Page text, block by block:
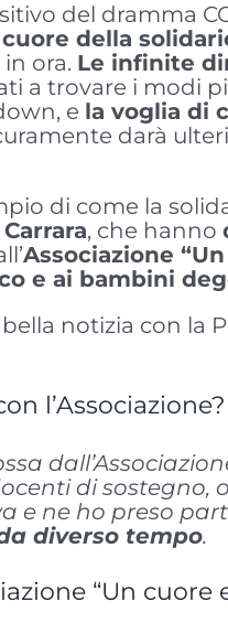
del dramma
della
ora. Le infinite
a trovare i modi
e la voglia di
darà
di come la
, che hanno
Associazione
e ai bambini
notizia con la
l’Associazione?
di
e ne ho preso
diverso tempo.
“Un cuore